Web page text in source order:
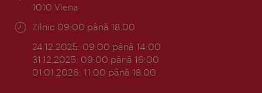
1010 Viena
Program:
Zilnic 09:00 până 18:00
24.12.2025: 09:00 până 14:00
31.12.2025: 09:00 până 16:00
01.01.2026: 11:00 până 18:00